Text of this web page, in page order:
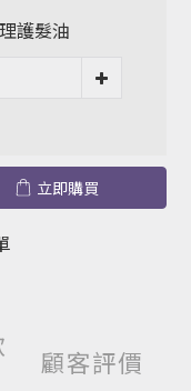
護髮油
立即購買
顧客評價